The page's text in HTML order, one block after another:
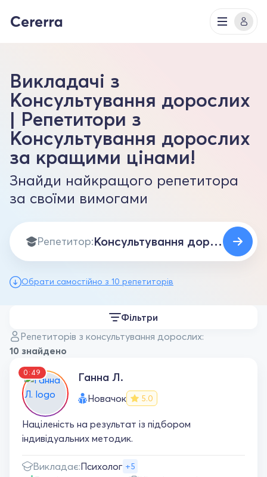
Викладачі з
Консультування дорослих
| Репетитори з
Консультування дорослих
за кращими цінами!
Знайди найкращого репетитора
за своїми вимогами
Репетитор:
Обрати самостійно з 10 репетиторів
Репетиторів з консультування дорослих:
10 знайдено
Фільтри
0:49 Ганна Л.
Новачок 5.0
Націленість на результат із підбором
індивідуальних методик.
Викладає:Психолог +5